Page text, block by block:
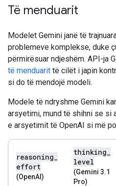
Të menduarit
Modelet Gemini janë të
problemeve komplekse, duke
përmirësuar ndjeshëm. API-ja
të menduarit të cilët i japin
si do të mendojë modeli.
Modele të ndryshme Gemini
arsyetimi, mund të shihni se si
e arsyetimit të OpenAI si më
reasoning
effort
(OpenAI)
thinking
level
(Gemini 3.1
Pro)